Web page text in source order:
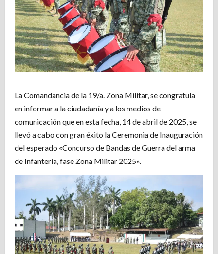
La Comandancia de la 19/a. Zona Militar, se congratula
en informar a la ciudadanía y a los medios de
comunicación que en esta fecha, 14 de abril de 2025, se
llevó a cabo con gran éxito la Ceremonia de Inauguración
del esperado «Concurso de Bandas de Guerra del arma
de Infantería, fase Zona Militar 2025».